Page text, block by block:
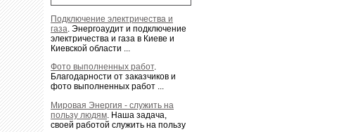
Подключение электричества и
газа. Энергоаудит и подключение
электричества и газа в Киеве и
Киевской области ...
Фото выполненных работ.
Благодарности от заказчиков и
фото выполненных работ ...
Мировая Энергия - служить на
пользу людям Наша задача,
своей работой служить на пользу